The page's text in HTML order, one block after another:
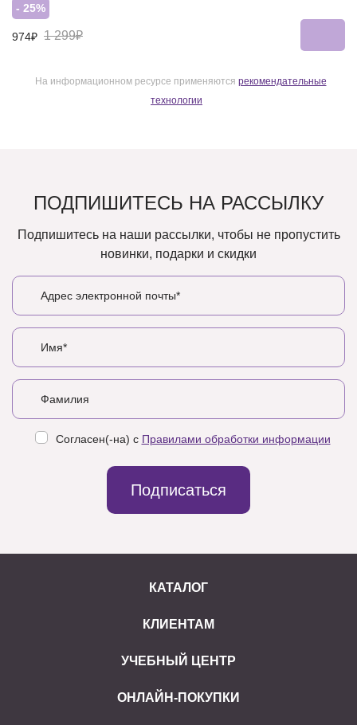
- 25%
974₽ 1 299₽
На информационном ресурсе применяются рекомендательные
технологии
ПОДПИШИТЕСЬ НА РАССЫЛКУ
Подпишитесь на наши рассылки, чтобы не пропустить
новинки, подарки и скидки
Согласен(-на) с Правилами обработки информации
Подписаться
КАТАЛОГ
КЛИЕНТАМ
УЧЕБНЫЙ ЦЕНТР
ОНЛАЙН-ПОКУПКИ